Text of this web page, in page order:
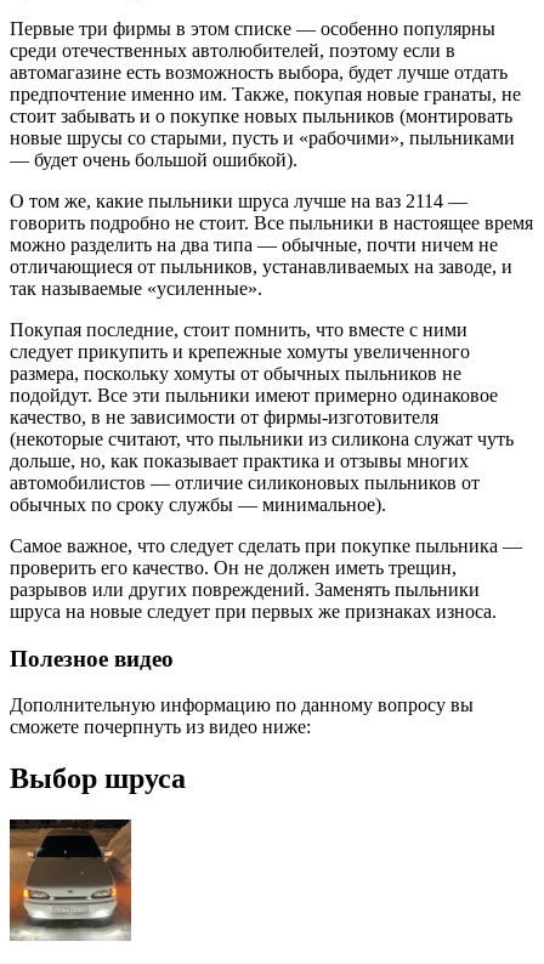
Первые три фирмы в этом списке — особенно популярны
среди отечественных автолюбителей, поэтому если в
автомагазине есть возможность выбора, будет лучше отдать
предпочтение именно им. Также, покупая новые гранаты, не
стоит забывать и о покупке новых пыльников (монтировать
новые шрусы со старыми, пусть и «рабочими», пыльниками
— будет очень большой ошибкой).
О том же, какие пыльники шруса лучше на ваз 2114 —
говорить подробно не стоит. Все пыльники в настоящее время
можно разделить на два типа — обычные, почти ничем не
отличающиеся от пыльников, устанавливаемых на заводе, и
так называемые «усиленные».
Покупая последние, стоит помнить, что вместе с ними
следует прикупить и крепежные хомуты увеличенного
размера, поскольку хомуты от обычных пыльников не
подойдут. Все эти пыльники имеют примерно одинаковое
качество, в не зависимости от фирмы-изготовителя
(некоторые считают, что пыльники из силикона служат чуть
дольше, но, как показывает практика и отзывы многих
автомобилистов — отличие силиконовых пыльников от
обычных по сроку службы — минимальное).
Самое важное, что следует сделать при покупке пыльника —
проверить его качество. Он не должен иметь трещин,
разрывов или других повреждений. Заменять пыльники
шруса на новые следует при первых же признаках износа.
Полезное видео
Дополнительную информацию по данному вопросу вы
сможете почерпнуть из видео ниже:
Выбор шруса